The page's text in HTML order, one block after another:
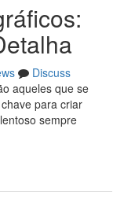
Discuss
aqueles que se
para criar
sempre